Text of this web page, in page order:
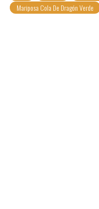
Mariposa Cola De Dragón Verde